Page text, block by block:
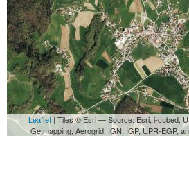
Leaflet| Tiles © Esri — Source: Esri, i-cubed,
Getmapping, Aerogrid, IGN, IGP, UPR-EGP,